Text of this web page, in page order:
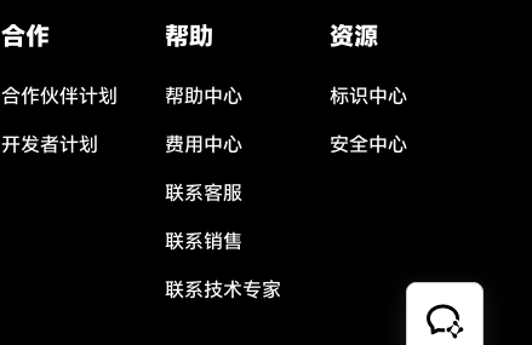
合作
合作伙伴计划
开发者计划
帮助
帮助中心
费用中心
联系客服
联系销售
联系技术专家
资源
标识中心
安全中心